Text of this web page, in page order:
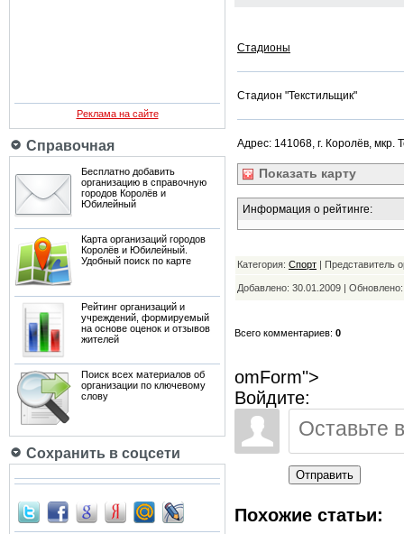
Реклама на сайте
Справочная
Бесплатно добавить
организацию в справочную
городов Королёв и
Юбилейный
Карта организаций городов
Королёв и Юбилейный.
Удобный поиск по карте
Рейтинг организаций и
учреждений, формируемый
на основе оценок и отзывов
жителей
Поиск всех материалов об
организации по ключевому
слову
Сохранить в соцсети
Стадионы
Стадион "Текстильщик"
Адрес: 141068, г. Королёв, мкр.
Показать карту
Информация о рейтинге:
Категория: Спорт | Представитель
Добавлено: 30.01.2009 |
Всего комментариев: 0
omForm">
Войдите:
Отправить
Похожие статьи: